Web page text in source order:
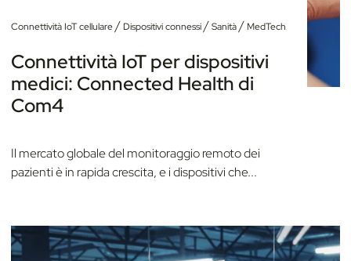
Connettività IoT cellulare/ Dispositivi connessi/Sanità/ MedTech
Connettività IoT per dispositivi
medici: Connected Health di
Com4
Il mercato globale del monitoraggio remoto dei
pazienti è in rapida crescita, e i dispositivi che...